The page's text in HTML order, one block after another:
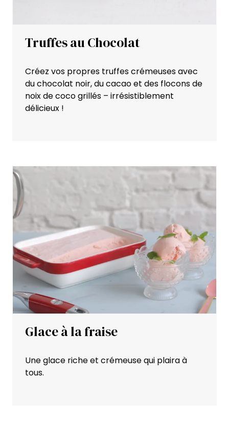
Truffes au Chocolat
Créez vos propres truffes crémeuses avec
du chocolat noir, du cacao et des flocons de
noix de coco grillés – irrésistiblement
délicieux !
Glace à la fraise
Une glace riche et crémeuse qui plaira à
tous.